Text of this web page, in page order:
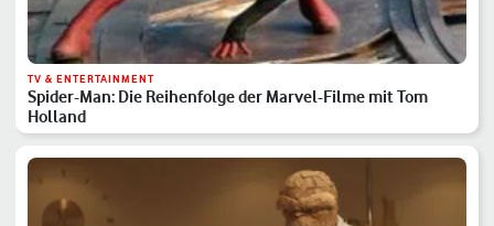
TV & ENTERTAINMENT
Spider-Man: Die Reihenfolge der Marvel-Filme mit Tom
Holland